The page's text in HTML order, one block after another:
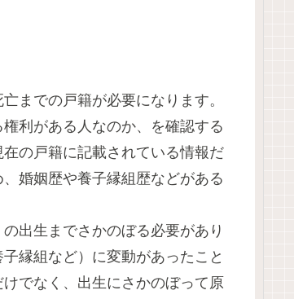
までの戸籍が必要になります。
利がある人なのか、を確認する
の戸籍に記載されている情報だ
婚姻歴や養子縁組歴などがある
出生までさかのぼる必要があり
縁組など）に変動があったこと
でなく、出生にさかのぼって原